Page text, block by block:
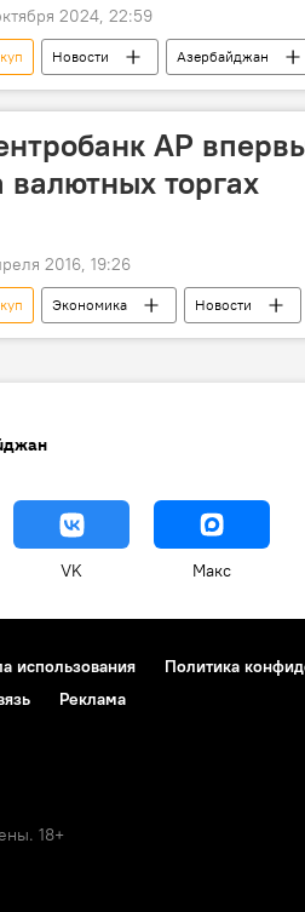
2024, 22:59
Новости Азербайджан
Льготное жилье
АР
валютных торгах
2016, 19:26
Экономика Новости
VK Макс
использования Политика
Реклама
18+